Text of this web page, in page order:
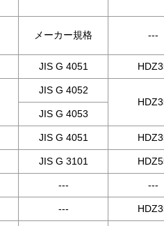
メーカー規格 ---
JIS G 4051
JIS G 4052
JIS G 4053
JIS G 4051
JIS G 3101
--- ---
---